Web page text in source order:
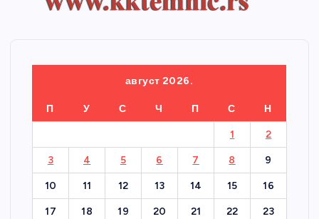
август 2026.
П У С Ч П С Н
1 2
3 4 5 6 7 8 9
10 11 12 13 14 15 16
17 18 19 20 21 22 23